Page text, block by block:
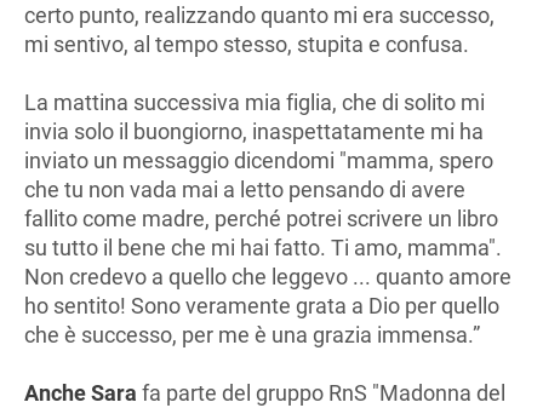
certo punto, realizzando quanto mi era successo,
mi sentivo, al tempo stesso, stupita e confusa.
La mattina successiva mia figlia, che di solito mi
invia solo il buongiorno, inaspettatamente mi ha
inviato un messaggio dicendomi "mamma, spero
che tu non vada mai a letto pensando di avere
fallito come madre, perché potrei scrivere un libro
su tutto il bene che mi hai fatto. Ti amo, mamma".
Non credevo a quello che leggevo ... quanto amore
ho sentito! Sono veramente grata a Dio per quello
che è successo, per me è una grazia immensa.”
AncheSara fa parte del gruppo RnS "Madonna del